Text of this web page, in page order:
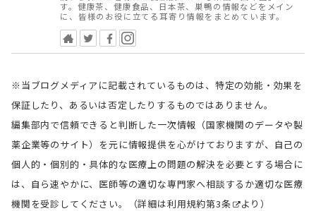
す。健康茶、健康食品、日本茶、巣鴨の情報などをメイン
に、皆様のお役に立てる耳寄り情報をまとめています。
※当ブログメディアに記載されているものは、特定の効能・効果を
保証したり、あるいは否定したりするものではありません。
編集部内で信頼できると判断した一次情報（国家機関のデータや製
薬企業等のサイト）を元に情報提供を心がけておりますが、自己の
個人的・個別的・具体的な医療上の問題の解決を必要とする場合に
は、自ら速やかに、医師等の適切な専門家へ相談するか適切な医療
機関を受診してください。（詳細は利用規約第3条 より）